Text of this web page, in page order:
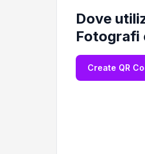
Dove
Fotografi
Create QR